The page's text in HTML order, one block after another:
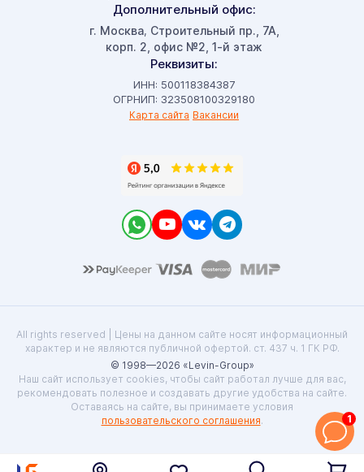
Дополнительный офис:
г. Москва, Строительный пр., 7А,
корп. 2, офис №2, 1-й этаж
Реквизиты:
ИНН: 500118384387
ОГРНИП: 323508100329180
Карта сайта Вакансии
All rights reserved | Цены на данном сайте носят информационный
характер и не являются публичной офертой. ст. 437 ч. 1 ГК РФ.
© 1998—2026 «Levin-Group»
Наш сайт использует cookies, чтобы сайт работал лучше для вас,
рекомендовать полезное и создавать другие удобства на сайте.
Оставаясь на сайте, вы принимаете условия
пользовательского соглашения. 1